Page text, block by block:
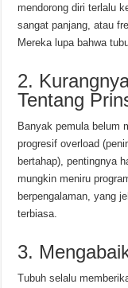
mendorong diri terlalu
sangat panjang, atau
Mereka lupa bahwa
2.
Tentang
Banyak pemula belum
progresif overload
bertahap), pentingnya
mungkin meniru
berpengalaman, yang
terbiasa.
3.
Tubuh selalu